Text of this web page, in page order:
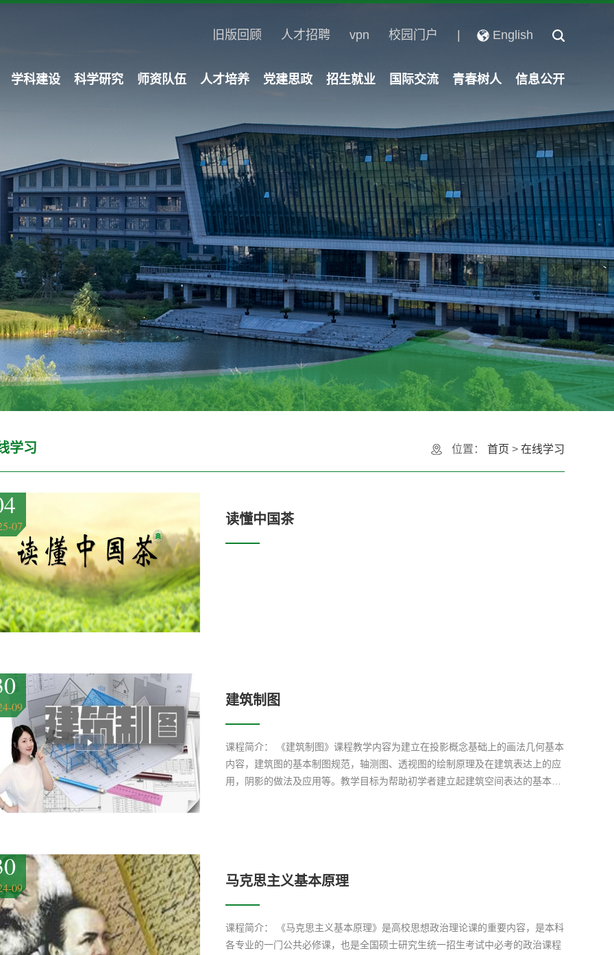
旧版回顾 人才招聘 vpn 校园门户 English
学科建设 科学研究 师资队伍 人才培养 党建思政 招生就业 国际交流 青春树人 信息公开
学习 位置： 首页 > 在线学习
07 读懂中国茶
09 建筑制图
课程简介： 《建筑制图》课程教学内容为建立在投影概念基础上的画法几何基本
内容，建筑图的基本制图规范，轴测图、透视图的绘制原理及在建筑表达上的应
用，阴影的做法及应用等。教学目标为帮助初学者建立起建筑空间表达的基本概
09 马克思主义基本原理
课程简介： 《马克思主义基本原理》是高校思想政治理论课的重要内容，是本科
各专业的一门公共必修课，也是全国硕士研究生统一招生考试中必考的政治课程